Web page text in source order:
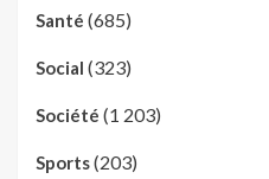
Santé (685)
Social (323)
Société (1 203)
Sports(203)